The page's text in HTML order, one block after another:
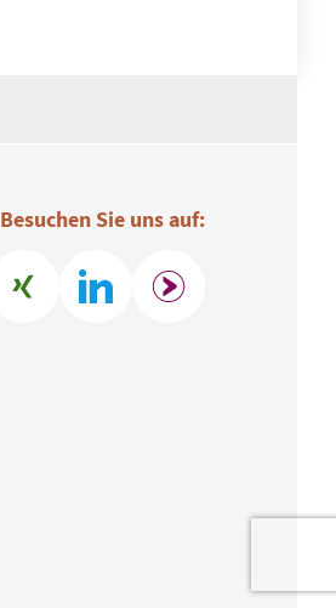
Besuchen Sie uns auf: